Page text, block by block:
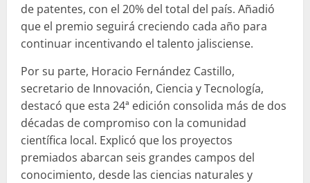
de patentes, con el 20% del total del país. Añadió
que el premio seguirá creciendo cada año para
continuar incentivando el talento jalisciense.
Por su parte, Horacio Fernández Castillo,
secretario de Innovación, Ciencia y Tecnología,
destacó que esta 24ª edición consolida más de dos
décadas de compromiso con la comunidad
científica local. Explicó que los proyectos
premiados abarcan seis grandes campos del
conocimiento, desde las ciencias naturales y